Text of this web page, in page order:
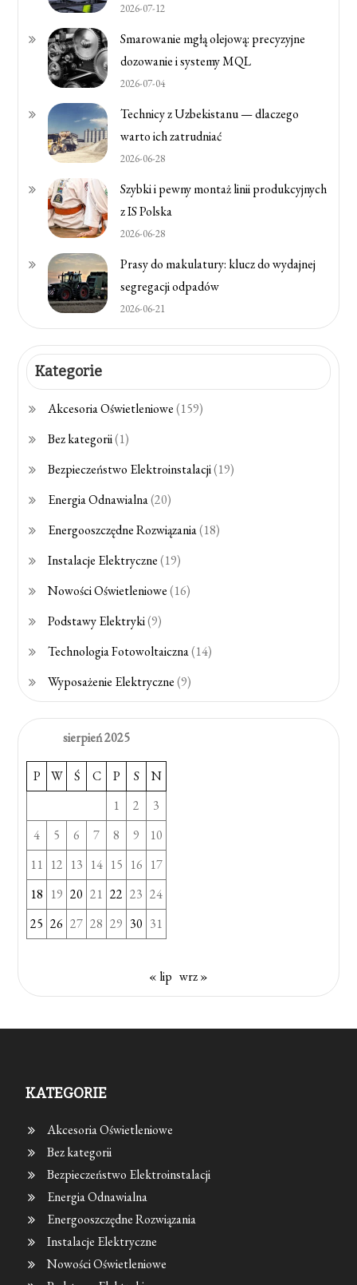
2026-07-12
Smarowanie mgłą olejową: precyzyjne
dozowanie i systemy MQL
2026-07-04
Technicy z Uzbekistanu — dlaczego
warto ich zatrudniać
2026-06-28
Szybki i pewny montaż linii produkcyjnych
z IS Polska
2026-06-28
Prasy do makulatury: klucz do wydajnej
segregacji odpadów
2026-06-21
Kategorie
Akcesoria Oświetleniowe(159)
Bez kategorii(1)
Bezpieczeństwo Elektroinstalacji(19)
Energia Odnawialna(20)
Energooszczędne Rozwiązania(18)
Instalacje Elektryczne(19)
Nowości Oświetleniowe(16)
Podstawy Elektryki(9)
Technologia Fotowoltaiczna(14)
Wyposażenie Elektryczne(9)
sierpień 2025
P W Ś C P S
N
1
2
3
4
5 6 7 8 9
10
11 12 13 14 15 16 17
18 19 20 21 22 23 24
25 26 27 28 29 30 31
« lip wrz »
KATEGORIE
Akcesoria Oświetleniowe
Bez kategorii
Bezpieczeństwo Elektroinstalacji
Energia Odnawialna
Energooszczędne Rozwiązania
Instalacje Elektryczne
Nowości Oświetleniowe